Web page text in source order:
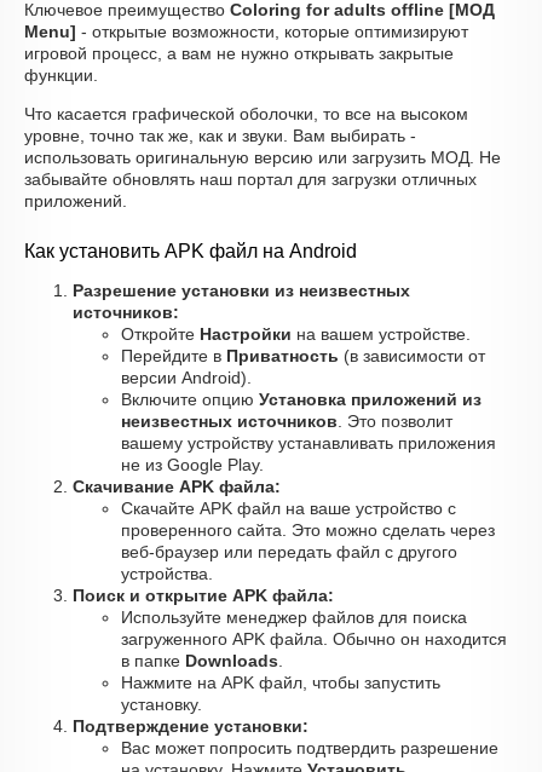
Ключевое преимущество Coloring for adults offline [МОД
Menu] - открытые возможности, которые оптимизируют
игровой процесс, а вам не нужно открывать закрытые
функции.
Что касается графической оболочки, то все на высоком
уровне, точно так же, как и звуки. Вам выбирать -
использовать оригинальную версию или загрузить МОД. Не
забывайте обновлять наш портал для загрузки отличных
приложений.
Как установить APK файл на Android
Разрешение установки из неизвестных
источников:
Откройте Настройки на вашем устройстве.
Перейдите в Приватность (в зависимости от
версии Android).
Включите опцию Установка приложений из
неизвестных источников . Это позволит
вашему устройству устанавливать приложения
не из Google Play.
Скачивание APK файла:
Скачайте APK файл на ваше устройство с
проверенного сайта. Это можно сделать через
веб-браузер или передать файл с другого
устройства.
Поиск и открытие APK файла:
Используйте менеджер файлов для поиска
загруженного APK файла. Обычно он находится
в папке Downloads
Нажмите на APK файл, чтобы запустить
установку.
Подтверждение установки:
Вас может попросить подтвердить разрешение